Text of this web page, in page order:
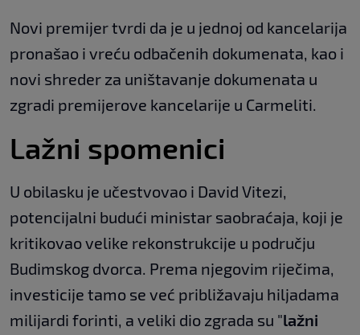
Novi premijer tvrdi da je u jednoj od kancelarija
pronašao i vreću odbačenih dokumenata, kao i
novi shreder za uništavanje dokumenata u
zgradi premijerove kancelarije u Carmeliti.
Lažni spomenici
U obilasku je učestvovao i David Vitezi,
potencijalni budući ministar saobraćaja, koji je
kritikovao velike rekonstrukcije u području
Budimskog dvorca. Prema njegovim riječima,
investicije tamo se već približavaju hiljadama
milijardi forinti, a veliki dio zgrada su "lažni